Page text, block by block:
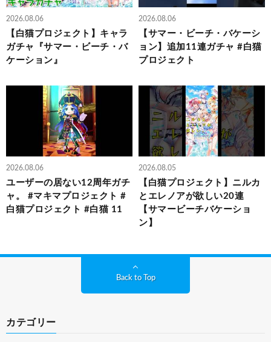
2026.08.06
【白猫プロジェクト】キャラ
ガチャ『サマー・ビーチ・バ
ケーション』
2026.08.06
【サマー・ビーチ・バケーシ
ョン】追加11連ガチャ #白猫
プロジェクト
2026.08.06
ユーザーの居ない12周年ガチ
ャ。 #マキマプロジェクト #
白猫プロジェクト #白猫 11
2026.08.05
【白猫プロジェクト】ニルカ
とエレノアが欲しい20連
【サマービーチバケーショ
ン】
Back to Top
カテゴリー